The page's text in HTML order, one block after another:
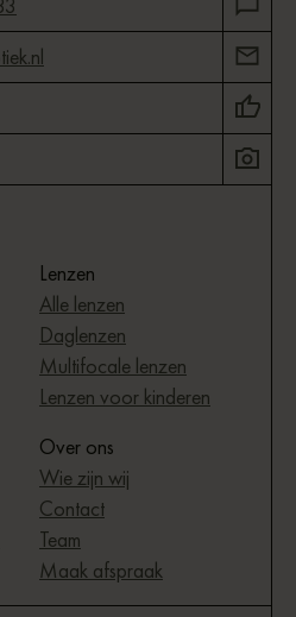
Lenzen
Alle lenzen
Daglenzen
Multifocale lenzen
Lenzen voor kinderen
Over ons
Wie zijn wij
Contact
Team
Maak afspraak